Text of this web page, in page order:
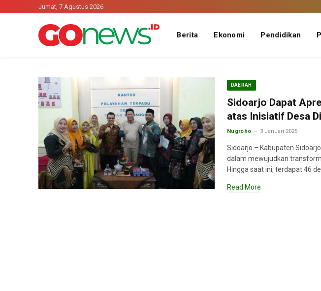
Jumat, 7 Agustus 2026
Berita Ekonomi Pendidikan
DAERAH
Sidoarjo Dapat
atas Inisiatif Desa
Nugroho 3 Januari 2025
Sidoarjo – Kabupaten
dalam mewujudkan
Hingga saat ini, terdapat 46
Read More